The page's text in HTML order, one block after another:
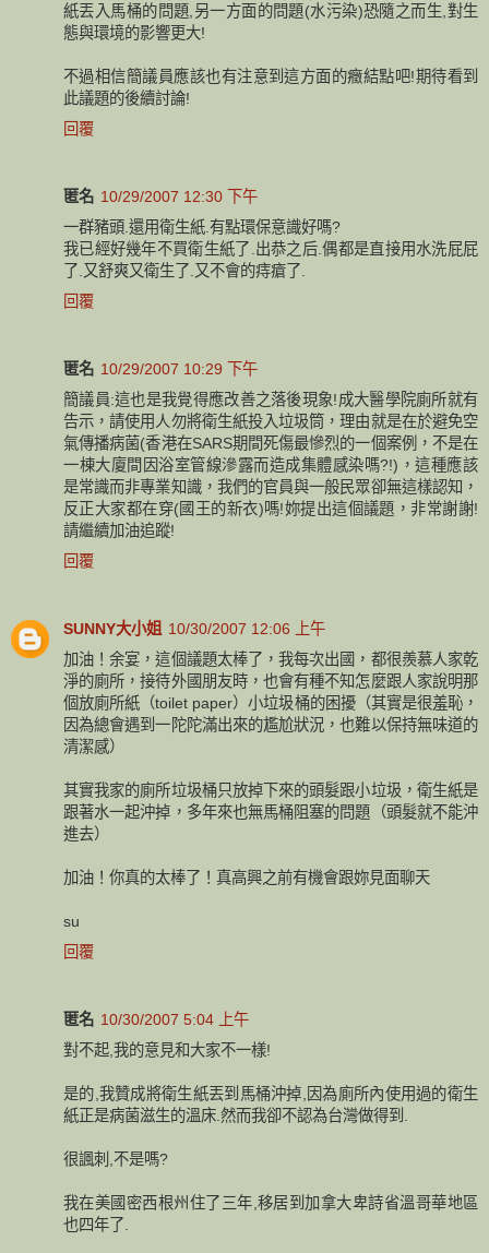
紙丟入馬桶的問題,另一方面的問題(水污染)恐隨之而生,對生
態與環境的影響更大!
不過相信簡議員應該也有注意到這方面的癥結點吧!期待看到
此議題的後續討論!
回覆
匿名 10/29/2007 12:30 下午
一群豬頭.還用衛生紙.有點環保意識好嗎?
我已經好幾年不買衛生紙了.出恭之后.偶都是直接用水洗屁屁
了.又舒爽又衛生了.又不會的痔瘡了.
回覆
匿名 10/29/2007 10:29 下午
簡議員:這也是我覺得應改善之落後現象!成大醫學院廁所就有
告示，請使用人勿將衛生紙投入垃圾筒，理由就是在於避免空
氣傳播病菌(香港在SARS期間死傷最慘烈的一個案例，不是在
一棟大廈間因浴室管線滲露而造成集體感染嗎?!)，這種應該
是常識而非專業知識，我們的官員與一般民眾卻無這樣認知，
反正大家都在穿(國王的新衣)嗎!妳提出這個議題，非常謝謝!
請繼續加油追蹤!
回覆
SUNNY大小姐 10/30/2007 12:06 上午
加油！余宴，這個議題太棒了，我每次出國，都很羨慕人家乾
淨的廁所，接待外國朋友時，也會有種不知怎麼跟人家說明那
個放廁所紙（toilet paper）小垃圾桶的困擾（其實是很羞恥，
因為總會遇到一陀陀滿出來的尷尬狀況，也難以保持無味道的
清潔感）
其實我家的廁所垃圾桶只放掉下來的頭髮跟小垃圾，衛生紙是
跟著水一起沖掉，多年來也無馬桶阻塞的問題（頭髮就不能沖
進去）
加油！你真的太棒了！真高興之前有機會跟妳見面聊天
su
回覆
匿名 10/30/2007 5:04 上午
對不起,我的意見和大家不一樣!
是的,我贊成將衛生紙丟到馬桶沖掉,因為廁所內使用過的衛生
紙正是病菌滋生的溫床.然而我卻不認為台灣做得到.
很諷刺,不是嗎?
我在美國密西根州住了三年,移居到加拿大卑詩省溫哥華地區
也四年了.